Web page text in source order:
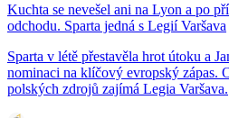
Kuchta se nevešel ani na Lyon a po
odchodu. Sparta jedná s Legií Varšava
Sparta v létě přestavěla hrot útoku a
nominaci na klíčový evropský zápas.
polských zdrojů zajímá Legia Varšava.